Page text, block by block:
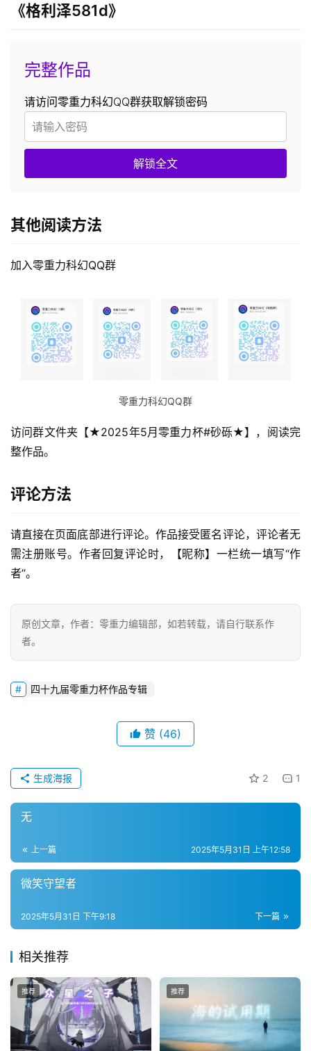
零
重
力
幻
征
文
投
科
幻
资
讯
主
科
幻
小
说
库
《格利泽581d》
完整作品
请访问零重力科幻QQ群获取解锁密码
解锁全文
其他阅读方法
加入零重力科幻QQ群
零重力科幻QQ群
访问群文件夹【★2025年5月零重力杯#砂砾★】，阅读完
整作品。
评论方法
请直接在页面底部进行评论。作品接受匿名评论，评论者无
需注册账号。作者回复评论时，【昵称】一栏统一填写“作
者”。
原创文章，作者：零重力编辑部，如若转载，请自行联系作
者。
四十九届零重力杯作品专辑
赞 (46)
2 1
生成海报
无
上一篇 2025年5月31日 上午12:58
微笑守望者
下一篇
2025年5月31日 下午9:18
相关推荐
推荐 推荐